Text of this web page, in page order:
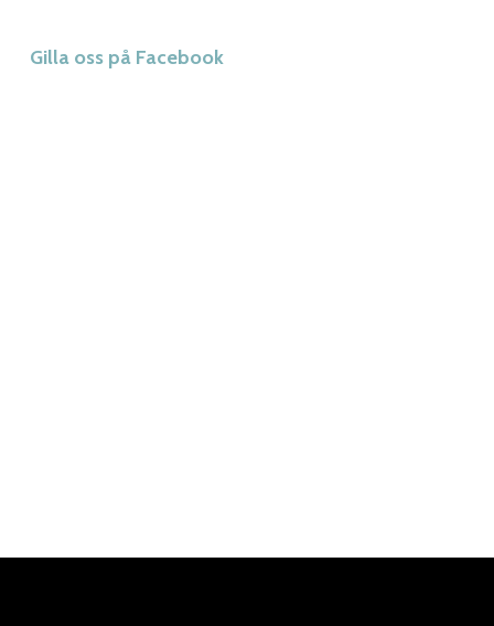
Gilla oss på Facebook